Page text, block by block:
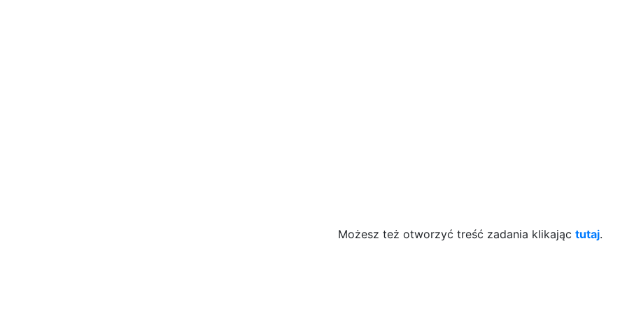
Możesz też otworzyć treść zadania klikając tutaj.